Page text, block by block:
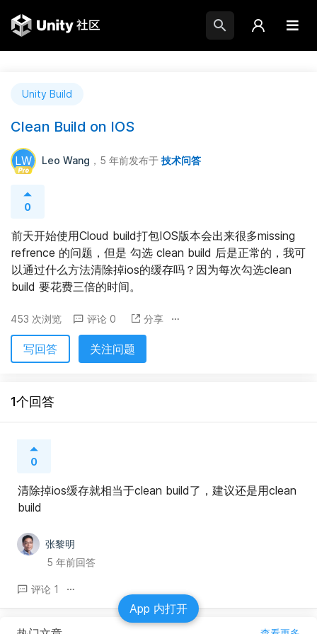
Unity Build
Clean Build on IOS
LW Leo Wang ，5 年前发布于 技术问答
0
前天开始使用Cloud build打包IOS版本会出来很多missing
refrence 的问题，但是 勾选 clean build 后是正常的，我可
以通过什么方法清除掉ios的缓存吗？因为每次勾选clean
build 要花费三倍的时间。
453 次浏览 评论 0 分享
写回答 关注问题
1个回答
0
清除掉ios缓存就相当于clean build了，建议还是用clean
build
张黎明
5 年前回答
评论 1
App 内打开